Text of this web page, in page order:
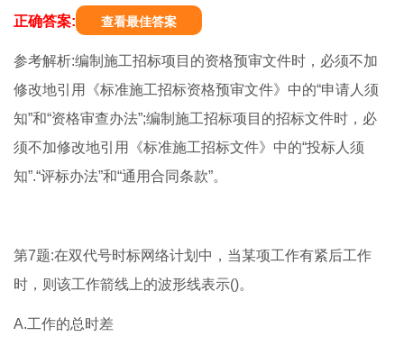
正确答案: 查看最佳答案
参考解析:编制施工招标项目的资格预审文件时，必须不加
修改地引用《标准施工招标资格预审文件》中的“申请人须
知”和“资格审查办法”;编制施工招标项目的招标文件时，必
须不加修改地引用《标准施工招标文件》中的“投标人须
知”.“评标办法”和“通用合同条款”。
第7题:在双代号时标网络计划中，当某项工作有紧后工作
时，则该工作箭线上的波形线表示()。
A.工作的总时差